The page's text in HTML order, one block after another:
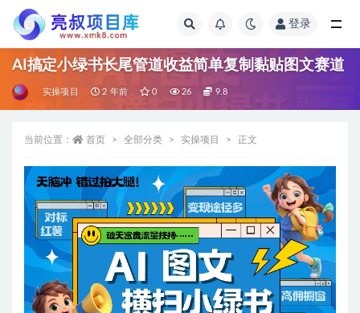
登录
AI搞定小绿书长尾管道收益简单复制黏贴图文赛道
实操项目 2 年前 0 26 9.8
当前位置： 首页 全部分类 实操项目 正文